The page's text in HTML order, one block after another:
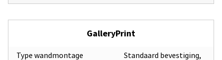
GalleryPrint
Type wandmontage
Standaard bevestiging,